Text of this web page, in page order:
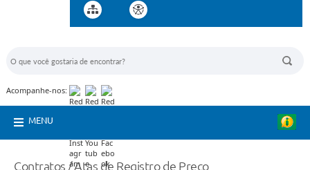
Acompanhe-nos:
MENU
Contratos / Atas de Registro de Preço